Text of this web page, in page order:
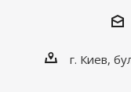
г. Киев,